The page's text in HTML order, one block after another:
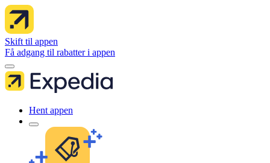
Skift til appen
Få adgang til rabatter i appen
Hent appen